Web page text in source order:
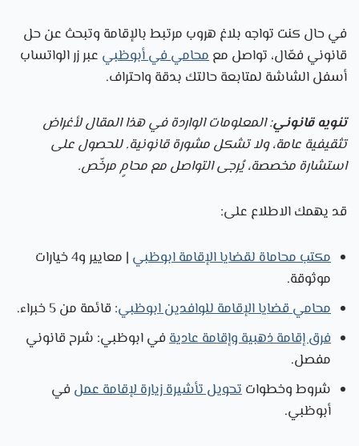
في حال كنت تواجه بلاغ هروب مرتبط بالإقامة وتبحث عن حل
قانوني فعّال، تواصل معمحامي في أبوظبي عبر زر الواتساب
أسفل الشاشة لمتابعة حالتك بدقة واحتراف.
تنويه قانوني: المعلومات الواردة في هذا المقال لأغراض
تثقيفية عامة، ولا تشكل مشورة قانونية. للحصول على
استشارة مخصصة، يُرجى التواصل مع محامٍ مرخّص.
قد يهمك الاطلاع على:
مكتب محاماة لقضايا الإقامة ابوظبي
| معايير و4 خيارات
موثوقة.
محامي قضايا الإقامة للوافدين ابوظبي: قائمة من 5 خبراء.
فرق إقامة ذهبية وإقامة عاديةفي ابوظبي: شرح قانوني
مفصل.
شروط وخطواتتحويل تأشيرة زيارة لإقامة عمل في
أبوظبي.